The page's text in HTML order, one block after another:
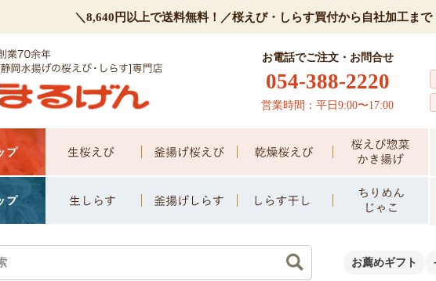
＼8,640円以上で送料無料！／桜えび・しらす買付から自社加工まで
お電話でご注文・お問合せ
054-388-2220
営業時間：平日9:00〜17:00
お薦めギフト